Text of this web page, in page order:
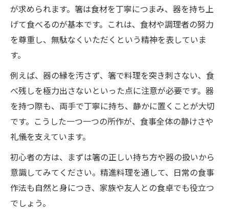
が求められます。箸は食材を丁寧につまみ、器を持ち上
げて食べるのが基本です。これは、食材や調理者の努力
を尊重し、無駄なくいただくという精神を表していま
す。
例えば、器の縁を汚さず、箸で料理を突き刺さない、食
べ残しを極力出さないといった点に注意が必要です。器
を持つ際も、両手で丁寧に持ち、静かに置くことが大切
です。こうした一つ一つの所作が、食事全体の静けさや
礼儀を支えています。
初心者の方は、まずは箸の正しい持ち方や器の扱いから
意識してみてください。精進料理を通して、日常の食事
作法も自然と身につき、家族や友人との食卓でも役立つ
でしょう。